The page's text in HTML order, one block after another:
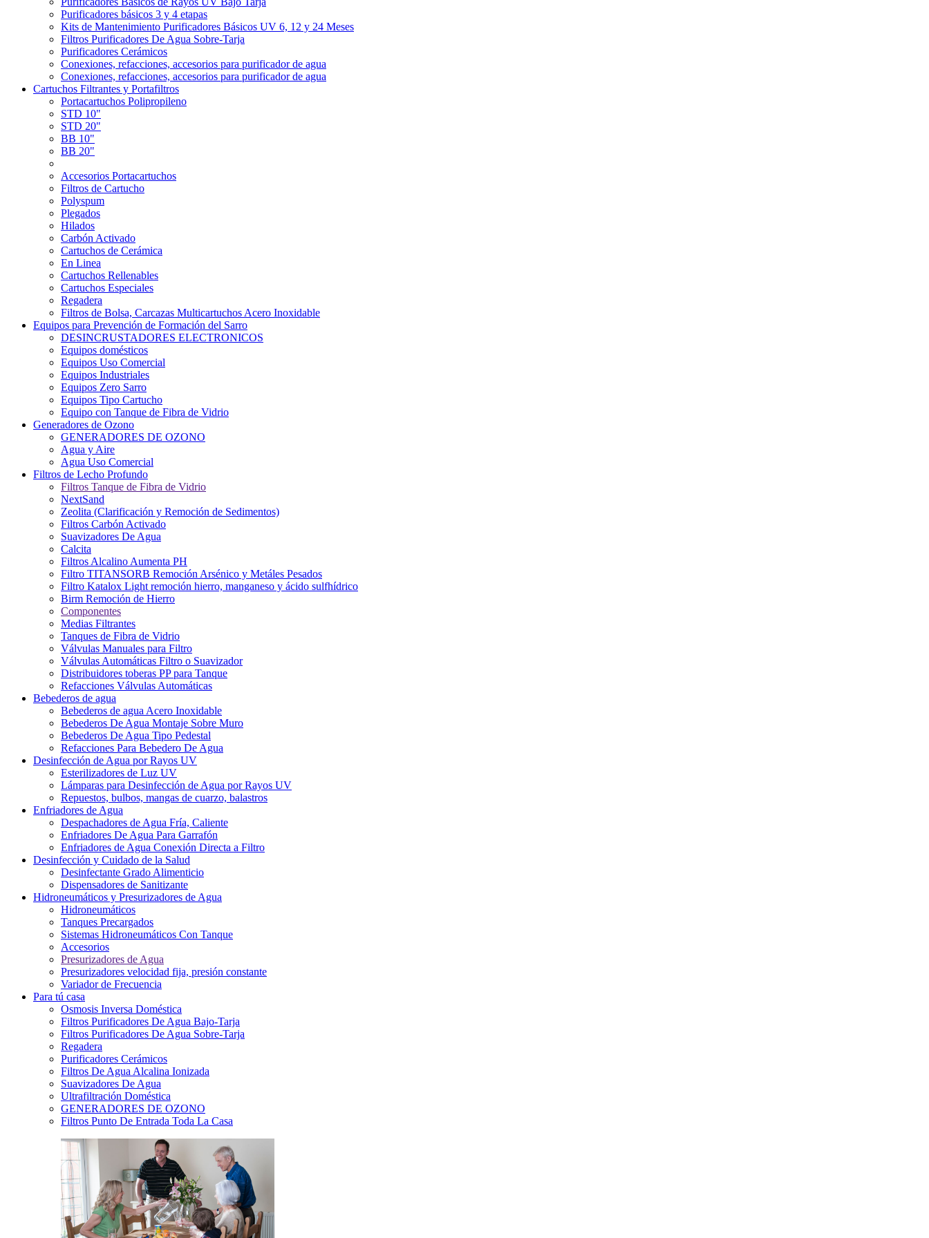
Purificadores básicos 3 y 4 etapas
Kits de Mantenimiento Purificadores Básicos UV 6, 12 y 24 Meses
Filtros Purificadores De Agua Sobre-Tarja
Purificadores Cerámicos
Conexiones, refacciones, accesorios para purificador de agua
Conexiones, refacciones, accesorios para purificador de agua
Cartuchos Filtrantes y Portafiltros
Portacartuchos Polipropileno
STD 10"
STD 20"
BB 10"
BB 20"
Accesorios Portacartuchos
Filtros de Cartucho
Polyspum
Plegados
Hilados
Carbón Activado
Cartuchos de Cerámica
En Linea
Cartuchos Rellenables
Cartuchos Especiales
Regadera
Filtros de Bolsa, Carcazas Multicartuchos Acero Inoxidable
Equipos para Prevención de Formación del Sarro
DESINCRUSTADORES ELECTRONICOS
Equipos domésticos
Equipos Uso Comercial
Equipos Industriales
Equipos Zero Sarro
Equipos Tipo Cartucho
Equipo con Tanque de Fibra de Vidrio
Generadores de Ozono
GENERADORES DE OZONO
Agua y Aire
Agua Uso Comercial
Filtros de Lecho Profundo
Filtros Tanque de Fibra de Vidrio
NextSand
Zeolita (Clarificación y Remoción de Sedimentos)
Filtros Carbón Activado
Suavizadores De Agua
Calcita
Filtros Alcalino Aumenta PH
Filtro TITANSORB Remoción Arsénico y Metáles Pesados
Filtro Katalox Light remoción hierro, manganeso y ácido sulfhídrico
Birm Remoción de Hierro
Componentes
Medias Filtrantes
Tanques de Fibra de Vidrio
Válvulas Manuales para Filtro
Válvulas Automáticas Filtro o Suavizador
Distribuidores toberas PP para Tanque
Refacciones Válvulas Automáticas
Bebederos de agua
Bebederos de agua Acero Inoxidable
Bebederos De Agua Montaje Sobre Muro
Bebederos De Agua Tipo Pedestal
Refacciones Para Bebedero De Agua
Desinfección de Agua por Rayos UV
Esterilizadores de Luz UV
Lámparas para Desinfección de Agua por Rayos UV
Repuestos, bulbos, mangas de cuarzo, balastros
Enfriadores de Agua
Despachadores de Agua Fría, Caliente
Enfriadores De Agua Para Garrafón
Enfriadores de Agua Conexión Directa a Filtro
Desinfección y Cuidado de la Salud
Desinfectante Grado Alimenticio
Dispensadores de Sanitizante
Hidroneumáticos y Presurizadores de Agua
Hidroneumáticos
Tanques Precargados
Sistemas Hidroneumáticos Con Tanque
Accesorios
Presurizadores de Agua
Presurizadores velocidad fija, presión constante
Variador de Frecuencia
Para tú casa
Osmosis Inversa Doméstica
Filtros Purificadores De Agua Bajo-Tarja
Filtros Purificadores De Agua Sobre-Tarja
Regadera
Purificadores Cerámicos
Filtros De Agua Alcalina Ionizada
Suavizadores De Agua
Ultrafiltración Doméstica
GENERADORES DE OZONO
Filtros Punto De Entrada Toda La Casa